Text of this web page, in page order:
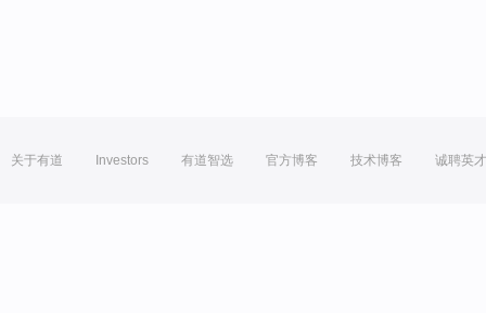
关于有道 Investors 有道智选 官方博客 技术博客 诚聘英才